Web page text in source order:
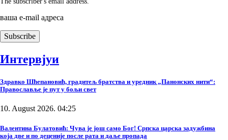
ваша е-mail адреса
Интервјуи
Здравко Шћепановић, градитељ братства и уредник „Панонских нити“:
Православље је пут у бољи свет
10. August 2026. 04:25
Валентина Булатовић: Чува је још само Бог! Српска царска задужбина
која две и по деценије после рата и даље пропада